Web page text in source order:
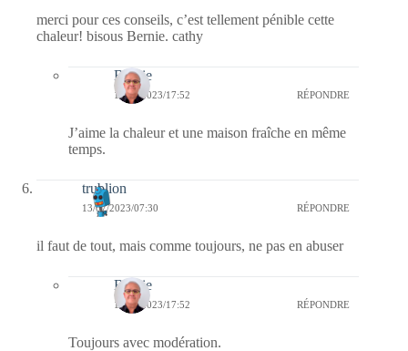
merci pour ces conseils, c’est tellement pénible cette
chaleur! bisous Bernie. cathy
Bernie
13/07/2023/17:52 RÉPONDRE
J’aime la chaleur et une maison fraîche en même
temps.
trublion
13/07/2023/07:30 RÉPONDRE
il faut de tout, mais comme toujours, ne pas en abuser
Bernie
13/07/2023/17:52 RÉPONDRE
Toujours avec modération.